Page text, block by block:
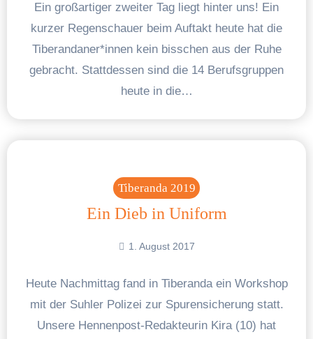
Ein großartiger zweiter Tag liegt hinter uns! Ein
kurzer Regenschauer beim Auftakt heute hat die
Tiberandaner*innen kein bisschen aus der Ruhe
gebracht. Stattdessen sind die 14 Berufsgruppen
heute in die…
Tiberanda 2019
Ein Dieb in Uniform
1. August 2017
Heute Nachmittag fand in Tiberanda ein Workshop
mit der Suhler Polizei zur Spurensicherung statt.
Unsere Hennenpost-Redakteurin Kira (10) hat